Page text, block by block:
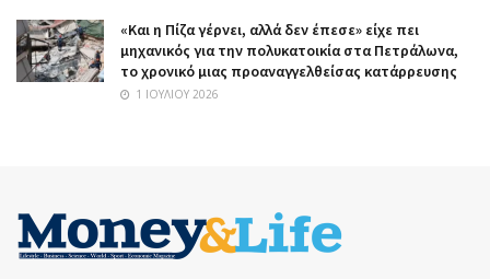
«Και η Πίζα γέρνει, αλλά δεν έπεσε» είχε πει
μηχανικός για την πολυκατοικία στα Πετράλωνα,
το χρονικό μιας προαναγγελθείσας κατάρρευσης
1 ΙΟΥΛΊΟΥ 2026